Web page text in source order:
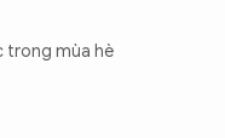
trong mùa hè